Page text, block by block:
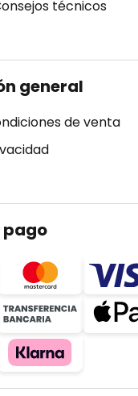
técnicos
general
de venta
pago